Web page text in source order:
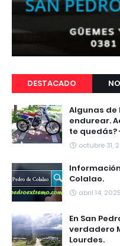
DESTACADO
Algunas de
endurear.
te quedás?
octubre 31,
Colalao.
abril 14, 2025
En San
verdadero
Lourdes.